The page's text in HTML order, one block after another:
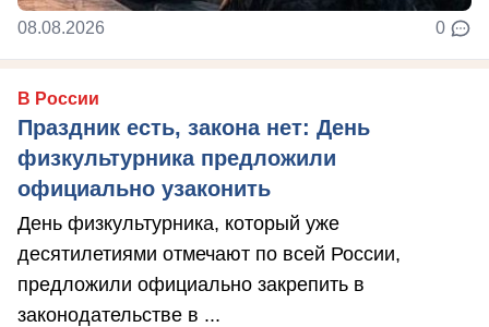
08.08.2026 0
В России
Праздник есть, закона нет: День
физкультурника предложили
официально узаконить
День физкультурника, который уже
десятилетиями отмечают по всей России,
предложили официально закрепить в
законодательстве в ...